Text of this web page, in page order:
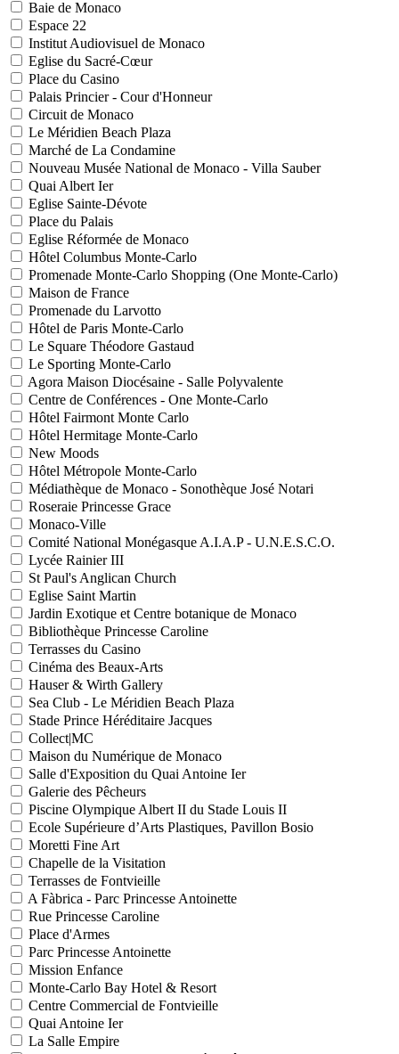
Baie de Monaco
Espace 22
Institut Audiovisuel de Monaco
Eglise du Sacré-Cœur
Place du Casino
Palais Princier - Cour d'Honneur
Circuit de Monaco
Le Méridien Beach Plaza
Marché de La Condamine
Nouveau Musée National de Monaco - Villa Sauber
Quai Albert Ier
Eglise Sainte-Dévote
Place du Palais
Eglise Réformée de Monaco
Hôtel Columbus Monte-Carlo
Promenade Monte-Carlo Shopping (One Monte-Carlo)
Maison de France
Promenade du Larvotto
Hôtel de Paris Monte-Carlo
Le Square Théodore Gastaud
Le Sporting Monte-Carlo
Agora Maison Diocésaine - Salle Polyvalente
Centre de Conférences - One Monte-Carlo
Hôtel Fairmont Monte Carlo
Hôtel Hermitage Monte-Carlo
New Moods
Hôtel Métropole Monte-Carlo
Médiathèque de Monaco - Sonothèque José Notari
Roseraie Princesse Grace
Monaco-Ville
Comité National Monégasque A.I.A.P - U.N.E.S.C.O.
Lycée Rainier III
St Paul's Anglican Church
Eglise Saint Martin
Jardin Exotique et Centre botanique de Monaco
Bibliothèque Princesse Caroline
Terrasses du Casino
Cinéma des Beaux-Arts
Hauser & Wirth Gallery
Sea Club - Le Méridien Beach Plaza
Stade Prince Héréditaire Jacques
Collect|MC
Maison du Numérique de Monaco
Salle d'Exposition du Quai Antoine Ier
Galerie des Pêcheurs
Piscine Olympique Albert II du Stade Louis II
Ecole Supérieure d’Arts Plastiques, Pavillon Bosio
Moretti Fine Art
Chapelle de la Visitation
Terrasses de Fontvieille
A Fàbrica - Parc Princesse Antoinette
Rue Princesse Caroline
Place d'Armes
Parc Princesse Antoinette
Mission Enfance
Monte-Carlo Bay Hotel & Resort
Centre Commercial de Fontvieille
Quai Antoine Ier
La Salle Empire